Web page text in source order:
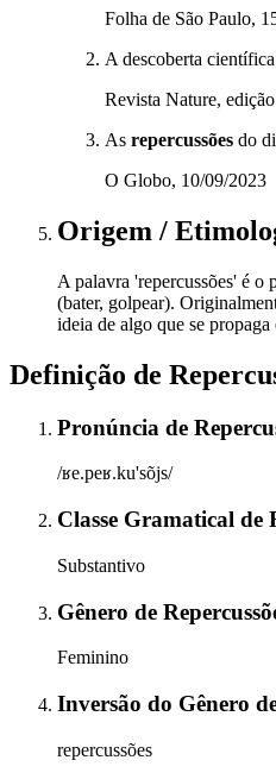
Folha de São Paulo,
A descoberta
Revista Nature,
As repercussões do
O Globo, 10/09/2023
Origem /
A palavra 'repercussões' é
(bater, golpear).
ideia de algo que se propaga
Definição de
Pronúncia de
/ʁe.peʁ.ku'sõjs/
Classe Gramatical de
Substantivo
Gênero de
Feminino
Inversão do Gênero
repercussões